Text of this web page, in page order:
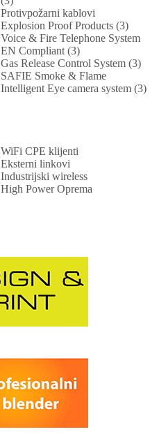
Protivpožarni kablovi
Explosion Proof Products (3)
Voice & Fire Telephone System
EN Compliant (3)
Gas Release Control System (3)
SAFIE Smoke & Flame
Intelligent Eye camera system (3)
WiFi CPE klijenti
Eksterni linkovi
Industrijski wireless
High Power Oprema